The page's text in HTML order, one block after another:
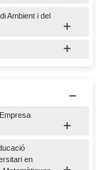
Ambient i del
en